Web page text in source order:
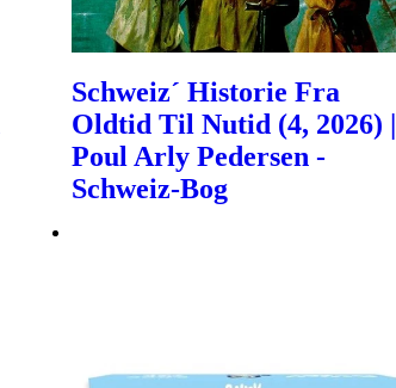
Schweiz´ Historie Fra
Oldtid Til Nutid (4, 2026) |
Poul Arly Pedersen -
Schweiz-Bog